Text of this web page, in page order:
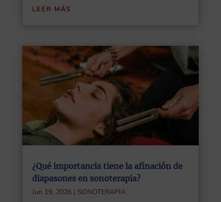
LEER MÁS
¿Qué importancia tiene la afinación de
diapasones en sonoterapia?
Jun 19, 2026| SONOTERAPIA